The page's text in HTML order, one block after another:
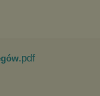
.pdf